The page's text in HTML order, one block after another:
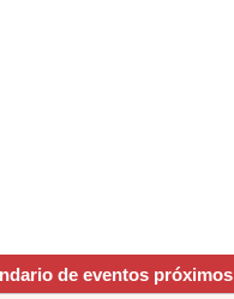
de eventos próximos